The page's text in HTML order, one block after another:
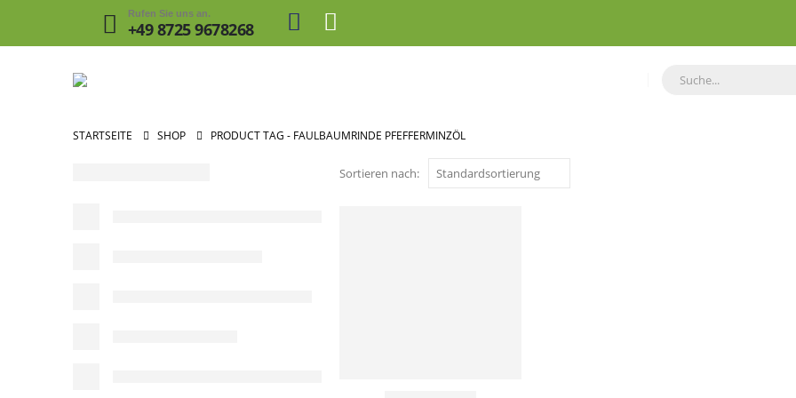
Rufen Sie uns an.
+49 8725 9678268
STARTSEITE SHOP PRODUCT TAG - FAULBAUMRINDE PFEFFERMINZÖL
Sortieren nach: